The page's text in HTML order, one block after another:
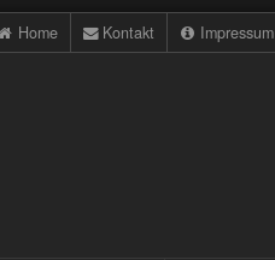
Home Kontakt Impressum